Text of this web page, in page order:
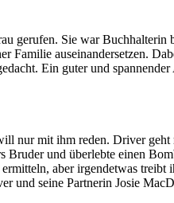
gerufen. Sie war Buchhalterin
auseinandersetzen.
Ein guter und
nur mit ihm reden. Driver
und überlebte einen
aber irgendetwas
und seine Partnerin Josie